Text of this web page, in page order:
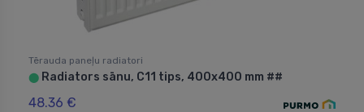
Tērauda paneļu radiatori
⬤ Radiators sānu, C11 tips, 400x400 mm ##
48.36 €